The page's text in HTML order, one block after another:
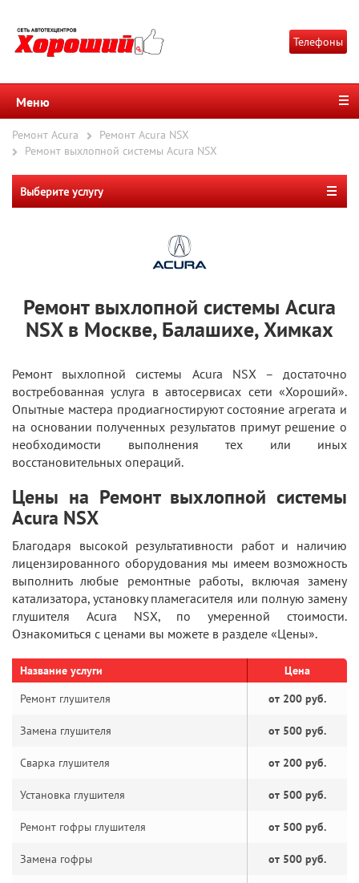
Телефоны
Меню
Ремонт Acura
Ремонт Acura NSX
Ремонт выхлопной системы Acura NSX
Выберите услугу
Ремонт выхлопной системы Acura
NSX в Москве, Балашихе, Химках
Ремонт выхлопной системы Acura NSX – достаточно
востребованная услуга в автосервисах сети «Хороший».
Опытные мастера продиагностируют состояние агрегата и
на основании полученных результатов примут решение о
необходимости выполнения тех или иных
восстановительных операций.
Цены на Ремонт выхлопной системы
Acura NSX
Благодаря высокой результативности работ и наличию
лицензированного оборудования мы имеем возможность
выполнить любые ремонтные работы, включая замену
катализатора, установку пламегасителя или полную замену
глушителя Acura NSX, по умеренной стоимости.
Ознакомиться с ценами вы можете в разделе «Цены».
Название услуги
Цена
Ремонт глушителя
от 200 руб.
Замена глушителя от 500 руб.
Сварка глушителя от 200 руб.
Установка глушителя от 500 руб.
Ремонт гофры глушителя от 500 руб.
Замена гофры от 500 руб.